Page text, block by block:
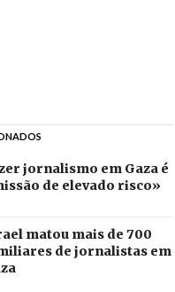
jornalismo em Gaza é
de elevado risco»
matou mais de 700
de jornalistas em